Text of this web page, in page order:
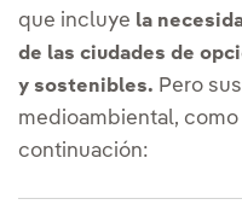
que incluye la
de las ciudades de
y sostenibles. Pero
medioambiental,
continuación: